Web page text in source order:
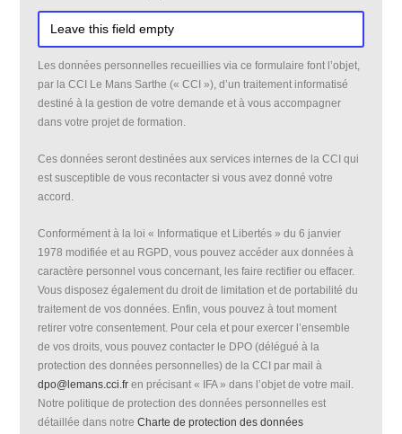
Les données personnelles recueillies via ce formulaire font l’objet,
par la CCI Le Mans Sarthe (« CCI »), d’un traitement informatisé
destiné à la gestion de votre demande et à vous accompagner
dans votre projet de formation.
Ces données seront destinées aux services internes de la CCI qui
est susceptible de vous recontacter si vous avez donné votre
accord.
Conformément à la loi « Informatique et Libertés » du 6 janvier
1978 modifiée et au RGPD, vous pouvez accéder aux données à
caractère personnel vous concernant, les faire rectifier ou effacer.
Vous disposez également du droit de limitation et de portabilité du
traitement de vos données. Enfin, vous pouvez à tout moment
retirer votre consentement. Pour cela et pour exercer l’ensemble
de vos droits, vous pouvez contacter le DPO (délégué à la
protection des données personnelles) de la CCI par mail à
dpo@lemans.cci.fr en précisant « IFA » dans l’objet de votre mail.
Notre politique de protection des données personnelles est
détaillée dans notreCharte de protection des données